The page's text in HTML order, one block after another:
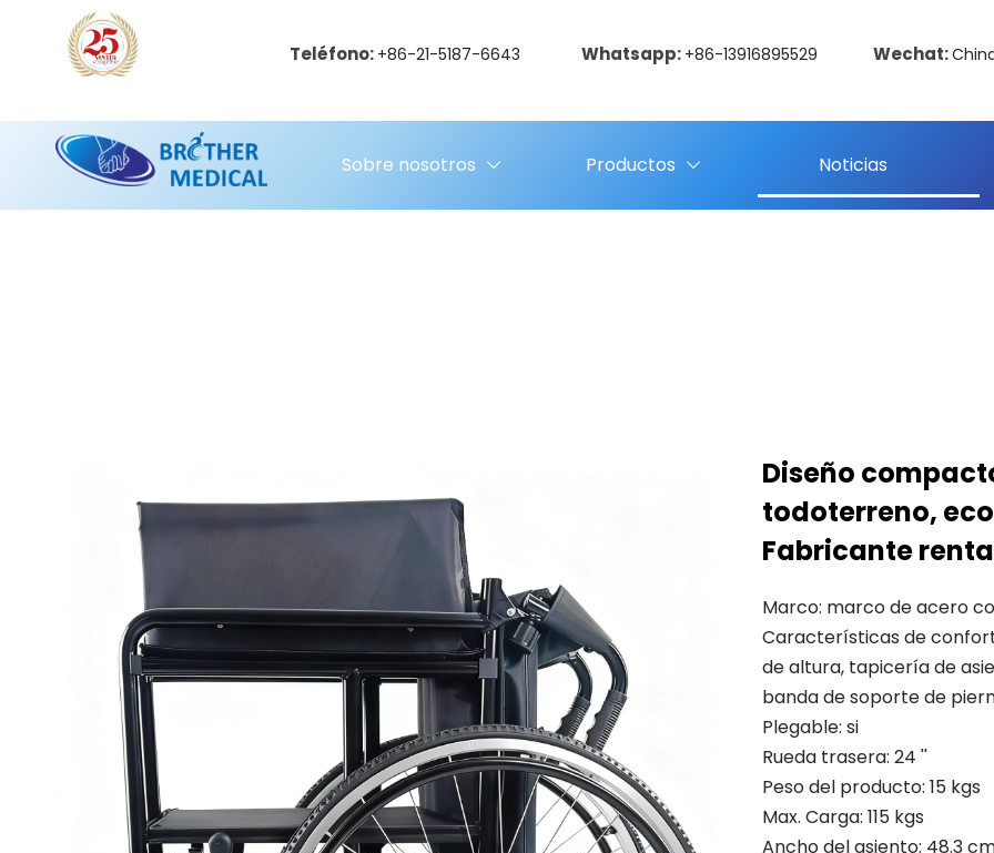
Teléfono: +86-21-5187-6643 Whatsapp: +86-13916895529 Wechat:
Sobre nosotros Productos Noticias
Diseño
todoterreno,
Fabricante
Marco: marco de acero
Características de
de altura, tapicería de
banda de soporte de
Plegable: si
Rueda trasera: 24 ''
Peso del producto: 15 kgs
Max. Carga: 115 kgs
Ancho del asiento: 48.3